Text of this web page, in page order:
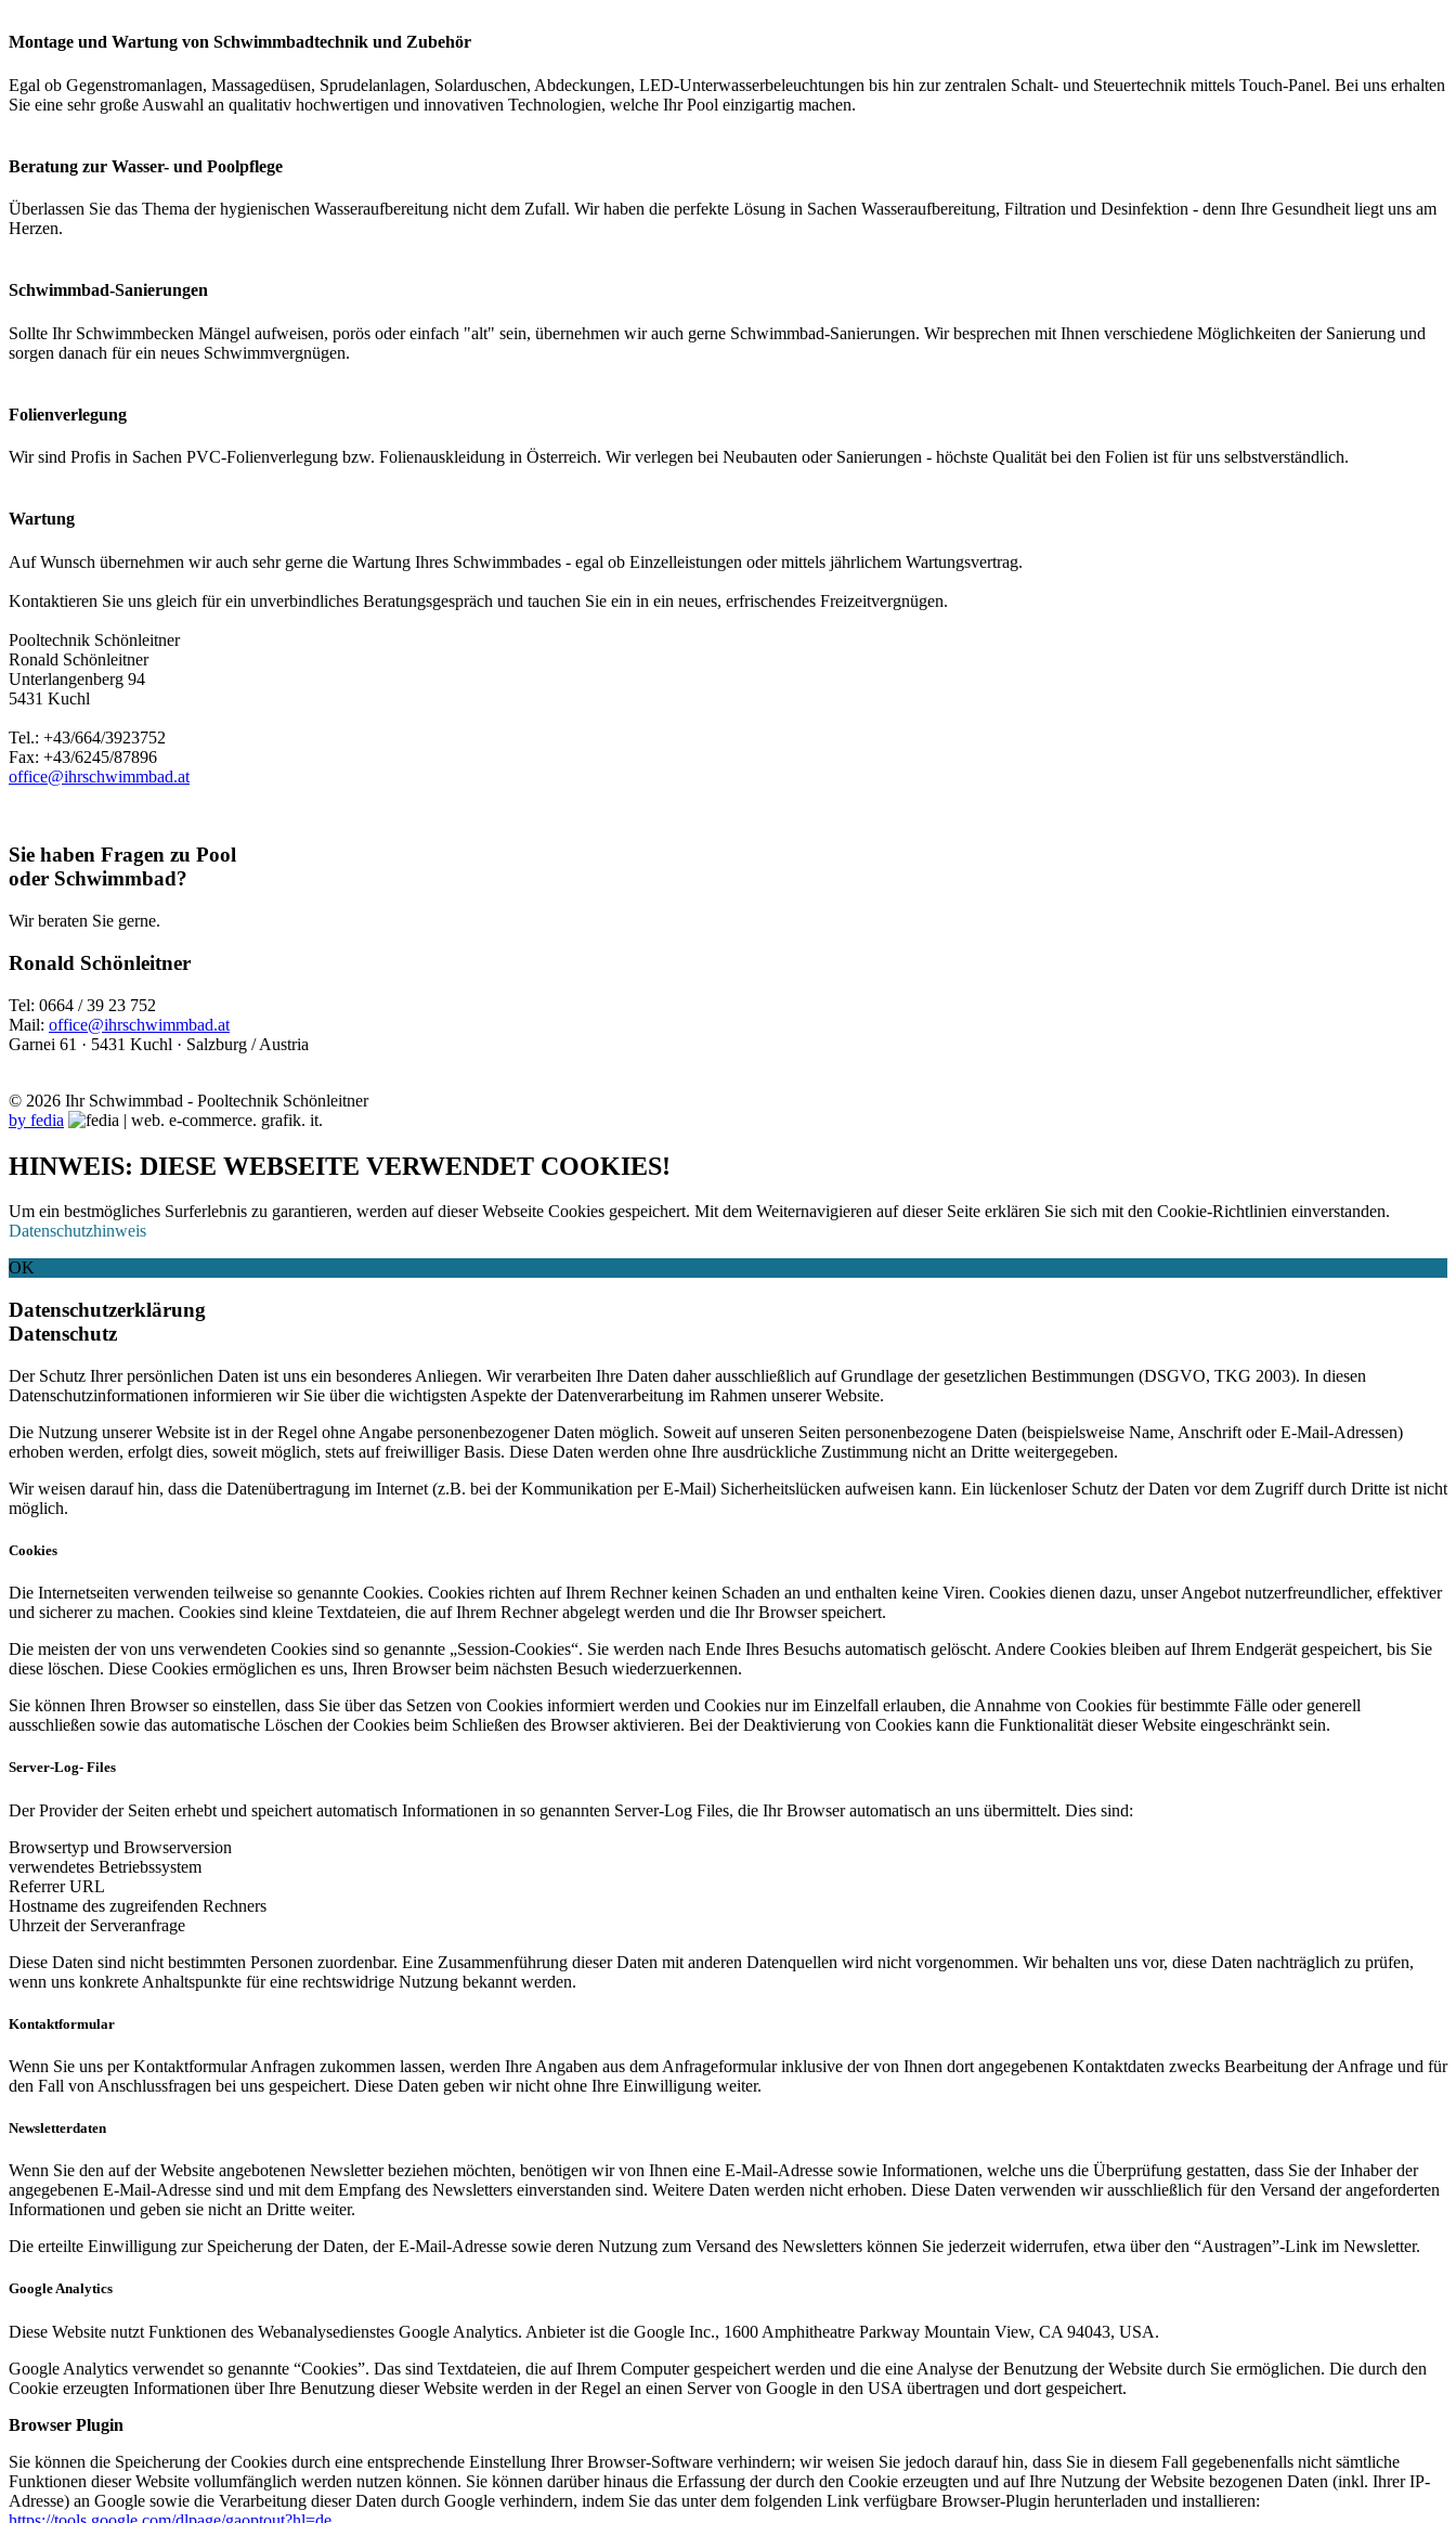
Montage und Wartung von Schwimmbadtechnik und Zubehör
Egal ob Gegenstromanlagen, Massagedüsen, Sprudelanlagen, Solarduschen, Abdeckungen, LED-Unterwasserbeleuchtungen bis hin zur zentralen Schalt- und Steuertechnik mittels Touch-Panel. Bei uns erhalten
Sie eine sehr große Auswahl an qualitativ hochwertigen und innovativen Technologien, welche Ihr Pool einzigartig machen.
Beratung zur Wasser- und Poolpflege
Überlassen Sie das Thema der hygienischen Wasseraufbereitung nicht dem Zufall. Wir haben die perfekte Lösung in Sachen Wasseraufbereitung, Filtration und Desinfektion - denn Ihre Gesundheit liegt uns am
Herzen.
Schwimmbad-Sanierungen
Sollte Ihr Schwimmbecken Mängel aufweisen, porös oder einfach "alt" sein, übernehmen wir auch gerne Schwimmbad-Sanierungen. Wir besprechen mit Ihnen verschiedene Möglichkeiten der Sanierung und
sorgen danach für ein neues Schwimmvergnügen.
Folienverlegung
Wir sind Profis in Sachen PVC-Folienverlegung bzw. Folienauskleidung in Österreich. Wir verlegen bei Neubauten oder Sanierungen - höchste Qualität bei den Folien ist für uns selbstverständlich.
Wartung
Auf Wunsch übernehmen wir auch sehr gerne die Wartung Ihres Schwimmbades - egal ob Einzelleistungen oder mittels jährlichem Wartungsvertrag.
Kontaktieren Sie uns gleich für ein unverbindliches Beratungsgespräch und tauchen Sie ein in ein neues, erfrischendes Freizeitvergnügen.
Pooltechnik Schönleitner
Ronald Schönleitner
Unterlangenberg 94
5431 Kuchl
Tel.: +43/664/3923752
Fax: +43/6245/87896
office@ihrschwimmbad.at
Sie haben Fragen zu Pool
oder Schwimmbad?
Wir beraten Sie gerne.
Ronald Schönleitner
Tel: 0664 / 39 23 752
Mail: office@ihrschwimmbad.at
Garnei 61 · 5431 Kuchl · Salzburg / Austria
© 2026 Ihr Schwimmbad - Pooltechnik Schönleitner
by fedia
HINWEIS: DIESE WEBSEITE VERWENDET COOKIES!
Um ein bestmögliches Surferlebnis zu garantieren, werden auf dieser Webseite Cookies gespeichert. Mit dem Weiternavigieren auf dieser Seite erklären Sie sich mit den Cookie-Richtlinien einverstanden.
Datenschutzhinweis
OK
Datenschutzerklärung
Datenschutz
Der Schutz Ihrer persönlichen Daten ist uns ein besonderes Anliegen. Wir verarbeiten Ihre Daten daher ausschließlich auf Grundlage der gesetzlichen Bestimmungen (DSGVO, TKG 2003). In diesen
Datenschutzinformationen informieren wir Sie über die wichtigsten Aspekte der Datenverarbeitung im Rahmen unserer Website.
Die Nutzung unserer Website ist in der Regel ohne Angabe personenbezogener Daten möglich. Soweit auf unseren Seiten personenbezogene Daten (beispielsweise Name, Anschrift oder E-Mail-Adressen)
erhoben werden, erfolgt dies, soweit möglich, stets auf freiwilliger Basis. Diese Daten werden ohne Ihre ausdrückliche Zustimmung nicht an Dritte weitergegeben.
Wir weisen darauf hin, dass die Datenübertragung im Internet (z.B. bei der Kommunikation per E-Mail) Sicherheitslücken aufweisen kann. Ein lückenloser Schutz der Daten vor dem Zugriff durch Dritte ist nicht
möglich.
Cookies
Die Internetseiten verwenden teilweise so genannte Cookies. Cookies richten auf Ihrem Rechner keinen Schaden an und enthalten keine Viren. Cookies dienen dazu, unser Angebot nutzerfreundlicher, effektiver
und sicherer zu machen. Cookies sind kleine Textdateien, die auf Ihrem Rechner abgelegt werden und die Ihr Browser speichert.
Die meisten der von uns verwendeten Cookies sind so genannte „Session-Cookies“. Sie werden nach Ende Ihres Besuchs automatisch gelöscht. Andere Cookies bleiben auf Ihrem Endgerät gespeichert, bis Sie
diese löschen. Diese Cookies ermöglichen es uns, Ihren Browser beim nächsten Besuch wiederzuerkennen.
Sie können Ihren Browser so einstellen, dass Sie über das Setzen von Cookies informiert werden und Cookies nur im Einzelfall erlauben, die Annahme von Cookies für bestimmte Fälle oder generell
ausschließen sowie das automatische Löschen der Cookies beim Schließen des Browser aktivieren. Bei der Deaktivierung von Cookies kann die Funktionalität dieser Website eingeschränkt sein.
Server-Log- Files
Der Provider der Seiten erhebt und speichert automatisch Informationen in so genannten Server-Log Files, die Ihr Browser automatisch an uns übermittelt. Dies sind:
Browsertyp und Browserversion
verwendetes Betriebssystem
Referrer URL
Hostname des zugreifenden Rechners
Uhrzeit der Serveranfrage
Diese Daten sind nicht bestimmten Personen zuordenbar. Eine Zusammenführung dieser Daten mit anderen Datenquellen wird nicht vorgenommen. Wir behalten uns vor, diese Daten nachträglich zu prüfen,
wenn uns konkrete Anhaltspunkte für eine rechtswidrige Nutzung bekannt werden.
Kontaktformular
Wenn Sie uns per Kontaktformular Anfragen zukommen lassen, werden Ihre Angaben aus dem Anfrageformular inklusive der von Ihnen dort angegebenen Kontaktdaten zwecks Bearbeitung der Anfrage und für
den Fall von Anschlussfragen bei uns gespeichert. Diese Daten geben wir nicht ohne Ihre Einwilligung weiter.
Newsletterdaten
Wenn Sie den auf der Website angebotenen Newsletter beziehen möchten, benötigen wir von Ihnen eine E-Mail-Adresse sowie Informationen, welche uns die Überprüfung gestatten, dass Sie der Inhaber der
angegebenen E-Mail-Adresse sind und mit dem Empfang des Newsletters einverstanden sind. Weitere Daten werden nicht erhoben. Diese Daten verwenden wir ausschließlich für den Versand der angeforderten
Informationen und geben sie nicht an Dritte weiter.
Die erteilte Einwilligung zur Speicherung der Daten, der E-Mail-Adresse sowie deren Nutzung zum Versand des Newsletters können Sie jederzeit widerrufen, etwa über den “Austragen”-Link im Newsletter.
Google Analytics
Diese Website nutzt Funktionen des Webanalysedienstes Google Analytics. Anbieter ist die Google Inc., 1600 Amphitheatre Parkway Mountain View, CA 94043, USA.
Google Analytics verwendet so genannte “Cookies”. Das sind Textdateien, die auf Ihrem Computer gespeichert werden und die eine Analyse der Benutzung der Website durch Sie ermöglichen. Die durch den
Cookie erzeugten Informationen über Ihre Benutzung dieser Website werden in der Regel an einen Server von Google in den USA übertragen und dort gespeichert.
Browser Plugin
Sie können die Speicherung der Cookies durch eine entsprechende Einstellung Ihrer Browser-Software verhindern; wir weisen Sie jedoch darauf hin, dass Sie in diesem Fall gegebenenfalls nicht sämtliche
Funktionen dieser Website vollumfänglich werden nutzen können. Sie können darüber hinaus die Erfassung der durch den Cookie erzeugten und auf Ihre Nutzung der Website bezogenen Daten (inkl. Ihrer IP-
Adresse) an Google sowie die Verarbeitung dieser Daten durch Google verhindern, indem Sie das unter dem folgenden Link verfügbare Browser-Plugin herunterladen und installieren: